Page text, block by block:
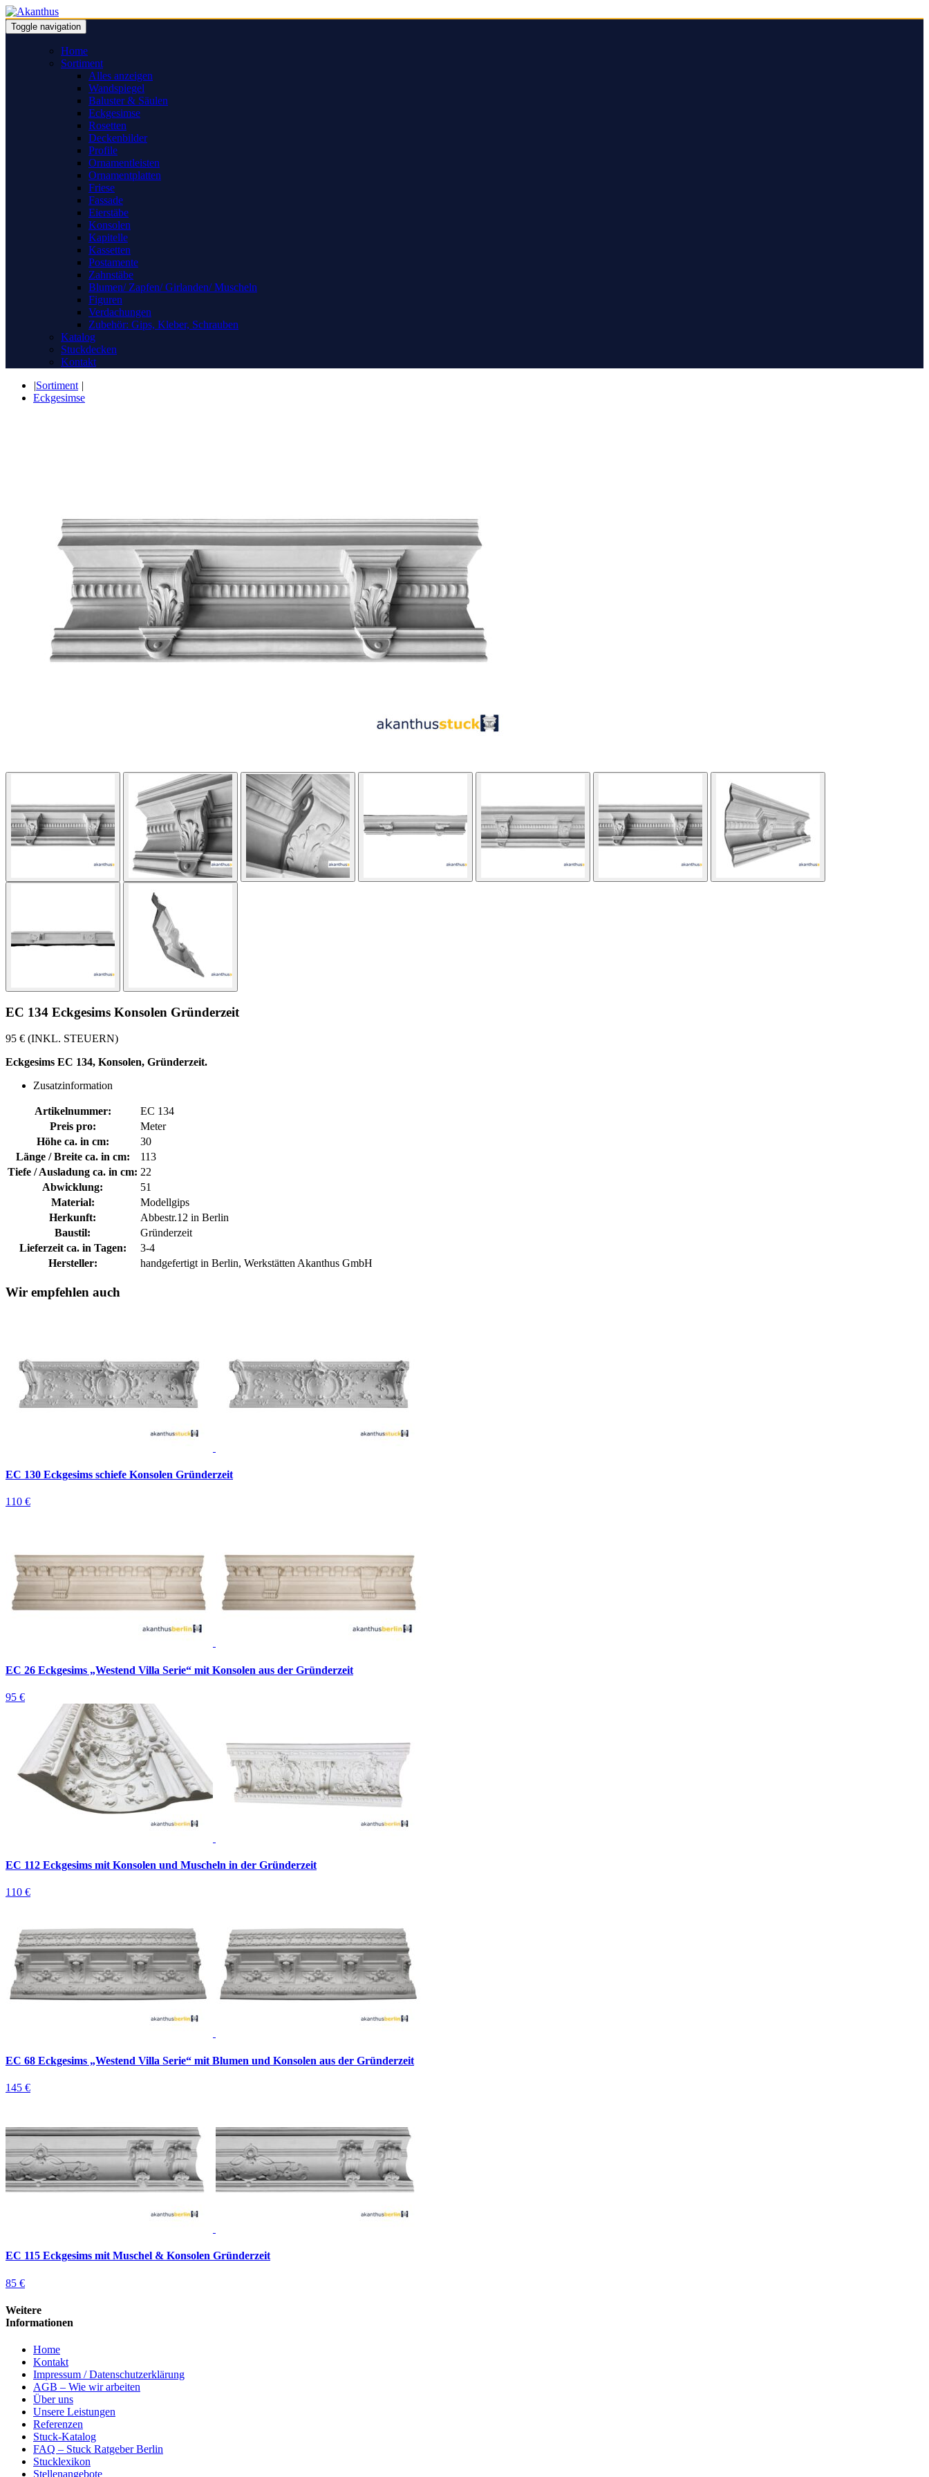
Toggle navigation
Home
Sortiment
Alles anzeigen
Wandspiegel
Baluster & Säulen
Eckgesimse
Rosetten
Deckenbilder
Profile
Ornamentleisten
Ornamentplatten
Friese
Fassade
Eierstäbe
Konsolen
Kapitelle
Kassetten
Postamente
Zahnstäbe
Blumen/ Zapfen/ Girlanden/ Muscheln
Figuren
Verdachungen
Zubehör: Gips, Kleber, Schrauben
Katalog
Stuckdecken
Kontakt
|Sortiment |
Eckgesimse
EC 134 Eckgesims Konsolen Gründerzeit
95 € (INKL. STEUERN)
Eckgesims EC 134, Konsolen, Gründerzeit.
Zusatzinformation
Artikelnummer:
EC 134
Preis pro:
Meter
Höhe ca. in cm:
30
Länge / Breite ca. in cm:
113
Tiefe / Ausladung ca. in cm: 22
Abwicklung:
51
Material:
Modellgips
Herkunft:
Abbestr.12 in Berlin
Baustil:
Gründerzeit
Lieferzeit ca. in Tagen:
3-4
Hersteller:
handgefertigt in Berlin, Werkstätten Akanthus GmbH
Wir empfehlen auch
EC 130 Eckgesims schiefe Konsolen Gründerzeit
110 €
EC 26 Eckgesims „Westend Villa Serie“ mit Konsolen aus der Gründerzeit
95 €
EC 112 Eckgesims mit Konsolen und Muscheln in der Gründerzeit
110 €
EC 68 Eckgesims „Westend Villa Serie“ mit Blumen und Konsolen aus der Gründerzeit
145 €
EC 115 Eckgesims mit Muschel & Konsolen Gründerzeit
85 €
Weitere
Informationen
Home
Kontakt
Impressum / Datenschutzerklärung
AGB – Wie wir arbeiten
Über uns
Unsere Leistungen
Referenzen
Stuck-Katalog
FAQ – Stuck Ratgeber Berlin
Stucklexikon
Stellenangebote